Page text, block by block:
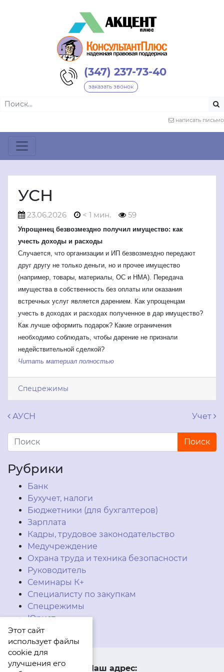
(347) 237-73-40
заказать звонок
написать письмо
УСН
23.06.2026 < 1 мин. 59
Упрощенец безвозмездно получил имущество: как
учесть доходы и расходы
Случается, что организации и ИП безвозмездно передают
друг другу не только деньги, но и прочее имущество
(например, товары, материалы, ОС и НМА). Передача
имущества в собственность без оплаты или оказания
встречных услуг является дарением. Как упрощенцам
учесть в доходах и расходах полученное в дар имущество?
Как лучше оформить подарок? Какие ограничения
необходимо соблюдать, чтобы дарение не признали
недействительной сделкой?
Читать материал полностью
Спецрежимы
Навигация по записям
АУСН Учет
Рубрики
Банк
Бухучет, налоги
Бюджетники (для бухгалтеров)
Зарплата
Кадры, трудовое законодательство
Медучреждение
Охрана труда и техника безопасности
Руководитель
Семинары К+
Специалисту по закупкам
Спецрежимы
Юрист
Наш адрес:
Этот сайт
использует файлы
cookie для
улучшения его